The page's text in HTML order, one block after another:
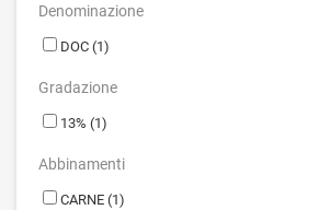
Denominazione
DOC (1)
Gradazione
13% (1)
Abbinamenti
CARNE (1)